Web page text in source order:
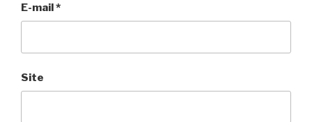
E-mail*
Site